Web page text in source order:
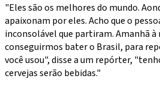
"Eles são os melhores do mundo.
apaixonam por eles. Acho que o
inconsolável que partiram. Amanhã à
conseguirmos bater o Brasil, para
você usou", disse a um repórter,
cervejas serão bebidas."